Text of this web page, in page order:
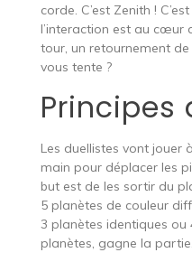
corde. C’est Zenith !
l’interaction est au cœur
tour, un retournement
vous tente ?
Principes
Les duellistes vont jouer
main pour déplacer les
but est de les sortir du
5 planètes de couleur
3 planètes identiques
planètes, gagne la partie.